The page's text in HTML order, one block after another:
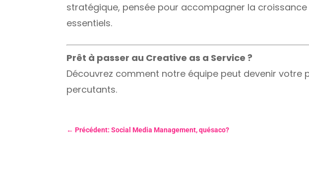
stratégique, pensée pour accompagner la
essentiels.
Prêt à passer au Creative as a Service ?
Découvrez comment notre équipe peut devenir
percutants.
←Précédent: Social Media Management, quésaco?